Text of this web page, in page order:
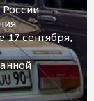
17 сентября,